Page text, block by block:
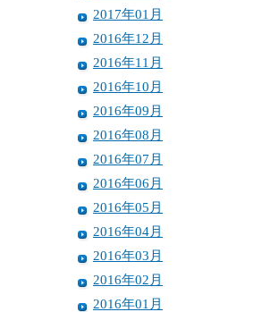
2017年01月
2016年12月
2016年11月
2016年10月
2016年09月
2016年08月
2016年07月
2016年06月
2016年05月
2016年04月
2016年03月
2016年02月
2016年01月